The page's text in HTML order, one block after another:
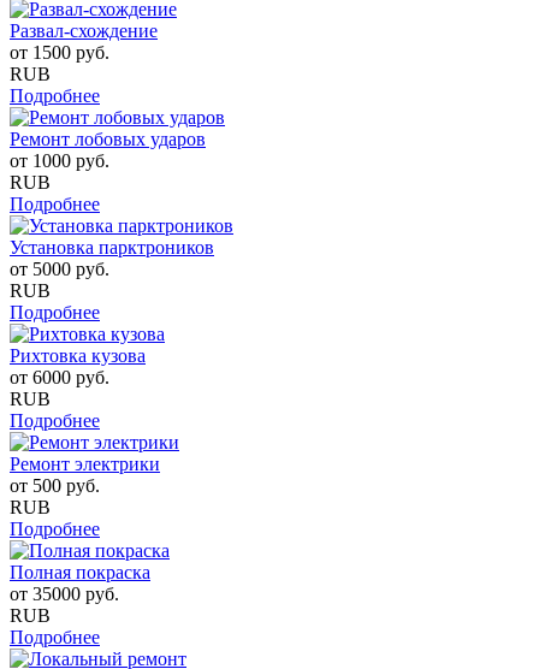
Развал-схождение
от 1500 руб.
RUB
Подробнее
Ремонт лобовых ударов
от 1000 руб.
RUB
Подробнее
Установка парктроников
от 5000 руб.
RUB
Подробнее
Рихтовка кузова
от 6000 руб.
RUB
Подробнее
Ремонт электрики
от 500 руб.
RUB
Подробнее
Полная покраска
от 35000 руб.
RUB
Подробнее